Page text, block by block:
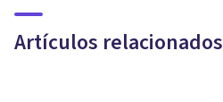
Artículos relacionados
movimiento